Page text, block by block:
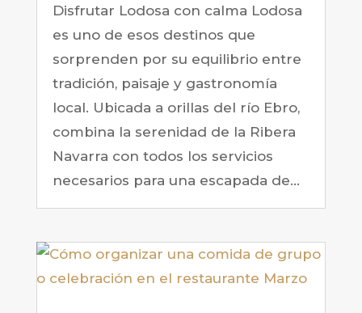
Disfrutar Lodosa con calma Lodosa
es uno de esos destinos que
sorprenden por su equilibrio entre
tradición, paisaje y gastronomía
local. Ubicada a orillas del río Ebro,
combina la serenidad de la Ribera
Navarra con todos los servicios
necesarios para una escapada de...